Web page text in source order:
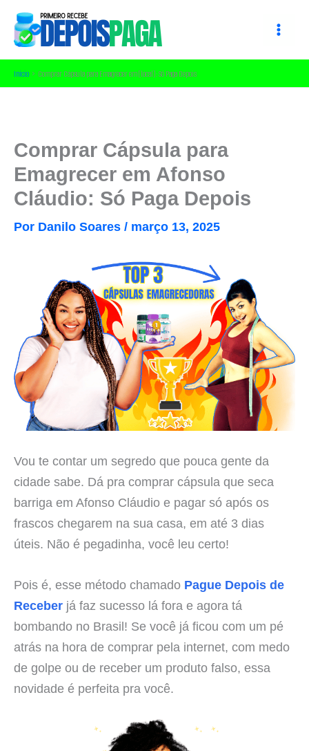
para
conteúdo
Início Comprar Cápsula para Emagrecer em [local]: Só Paga Depois
Comprar Cápsula para
Emagrecer em Afonso
Cláudio: Só Paga Depois
Por Danilo Soares / março 13, 2025
Vou te contar um segredo que pouca gente da
cidade sabe. Dá pra comprar cápsula que seca
barriga em Afonso Cláudio e pagar só após os
frascos chegarem na sua casa, em até 3 dias
úteis. Não é pegadinha, você leu certo!
Pois é, esse método chamado Pague Depois de
Receber já faz sucesso lá fora e agora tá
bombando no Brasil! Se você já ficou com um pé
atrás na hora de comprar pela internet, com medo
de golpe ou de receber um produto falso, essa
novidade é perfeita pra você.